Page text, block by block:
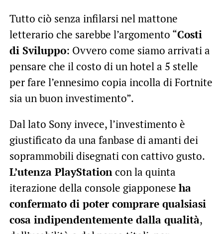
Tutto ciò senza infilarsi nel mattone
letterario che sarebbe l’argomento “Costi
di Sviluppo: Ovvero come siamo arrivati a
pensare che il costo di un hotel a 5 stelle
per fare l’ennesimo copia incolla di Fortnite
sia un buon investimento”.
Dal lato Sony invece, l’investimento è
giustificato da una fanbase di amanti dei
soprammobili disegnati con cattivo gusto.
L’utenza PlayStationcon la quinta
iterazione della console giapponese ha
confermato di poter comprare qualsiasi
cosa indipendentemente dalla qualità,